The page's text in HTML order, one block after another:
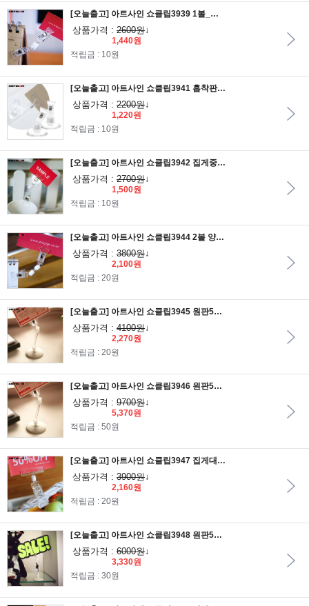
[오늘출고] 아트사인 쇼클립3939 1볼_양쪽집게 소/메모꽂이/알림판/안내판/가격표/알림판/POP집게/POP클립
상품가격 : 2600원↓
1,440원
적립금 : 10원
[오늘출고] 아트사인 쇼클립3941 흡착판50 집게중/메모꽂이/알림판/안내판/가격표/알림판/POP집게/POP클립
상품가격 : 2200원↓
1,220원
적립금 : 10원
[오늘출고] 아트사인 쇼클립3942 집게중 반달집게/메모꽂이/알림판/안내판/가격표/알림판/POP집게/POP클립
상품가격 : 2700원↓
1,500원
적립금 : 10원
[오늘출고] 아트사인 쇼클립3944 2볼 양쪽집게중/메모꽂이/알림판/안내판/가격표/알림판/POP집게/POP클립
상품가격 : 3800원↓
2,100원
적립금 : 20원
[오늘출고] 아트사인 쇼클립3945 원판50봉50 반달집게 2개입/메모꽂이/알림판/안내판/가격표/알림판/POP집게/POP클립
상품가격 : 4100원↓
2,270원
적립금 : 20원
[오늘출고] 아트사인 쇼클립3946 원판50봉50 반달집게 5개입/메모꽂이/알림판/안내판/가격표/알림판/POP집게/POP클립
상품가격 : 9700원↓
5,370원
적립금 : 50원
[오늘출고] 아트사인 쇼클립3947 집게대 꽂이대/메모꽂이/알림판/안내판/가격표/알림판/POP집게/POP클립
상품가격 : 3900원↓
2,160원
적립금 : 20원
[오늘출고] 아트사인 쇼클립3948 원판50 전기줄 반달집게/메모꽂이/알림판/안내판/가격표/알림판/POP집게/POP클립
상품가격 : 6000원↓
3,330원
적립금 : 30원